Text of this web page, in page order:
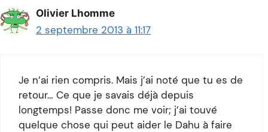
Olivier Lhomme
2 septembre 2013 à 11:17
Je n’ai rien compris. Mais j’ai noté que tu es de
retour… Ce que je savais déjà depuis
longtemps! Passe donc me voir; j’ai touvé
quelque chose qui peut aider le Dahu à faire